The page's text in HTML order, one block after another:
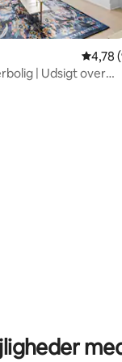
744,78
4,78
| Udsigt over